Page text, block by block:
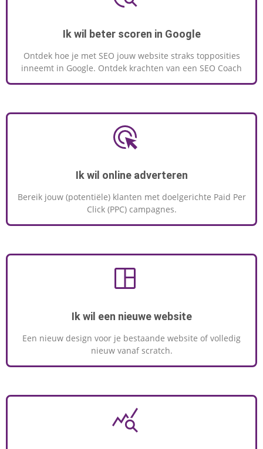
Ik wil beter scoren in Google
Ontdek hoe je met SEO jouw website straks topposities
inneemt in Google. Ontdek krachten van een SEO Coach
Ik wil online adverteren
Bereik jouw (potentiële) klanten met doelgerichte Paid Per
Click (PPC) campagnes.
Ik wil een nieuwe website
Een nieuw design voor je bestaande website of volledig
nieuw vanaf scratch.